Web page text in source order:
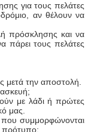
για τους πελάτες
αν θέλουν να
πρόσκλησης και να
πάρει τους πελάτες
μετά την αποστολή.
με λάδι ή πρώτες
μας.
συμμορφώνονται
πρότυπο;